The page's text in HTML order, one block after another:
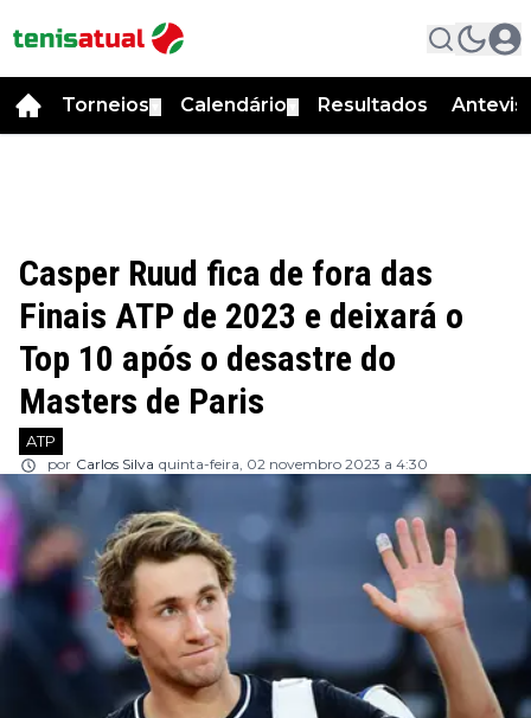
Torneios Calendário Resultados
Casper Ruud fica de fora das
Finais ATP de 2023 e deixará o
Top 10 após o desastre do
Masters de Paris
ATP
por Carlos Silva quinta-feira, 02 novembro 2023 a 4:30